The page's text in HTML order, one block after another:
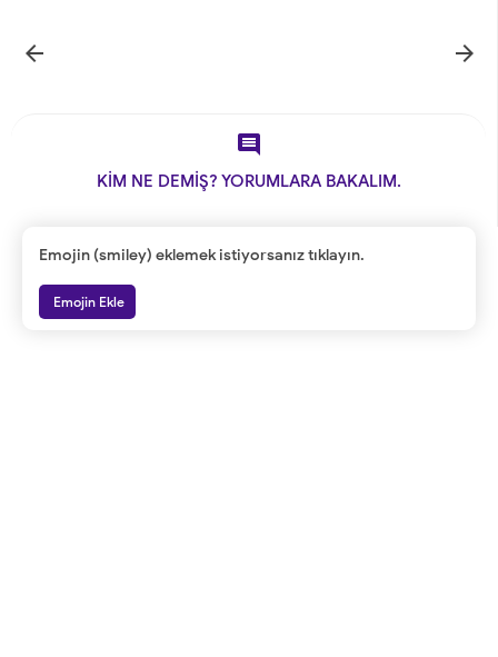
 

KİM NE DEMİŞ? YORUMLARA BAKALIM.
Emojin (smiley) eklemek istiyorsanız tıklayın.
Emojin Ekle